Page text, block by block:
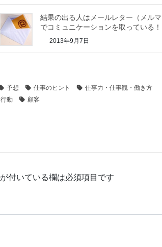
結果の出る人はメールレター（メルマ
でコミュニケーションを取っている！
2013年9月7日
予想 仕事のヒント
仕事力・仕事観・働き方
行動 顧客
が付いている欄は必須項目です